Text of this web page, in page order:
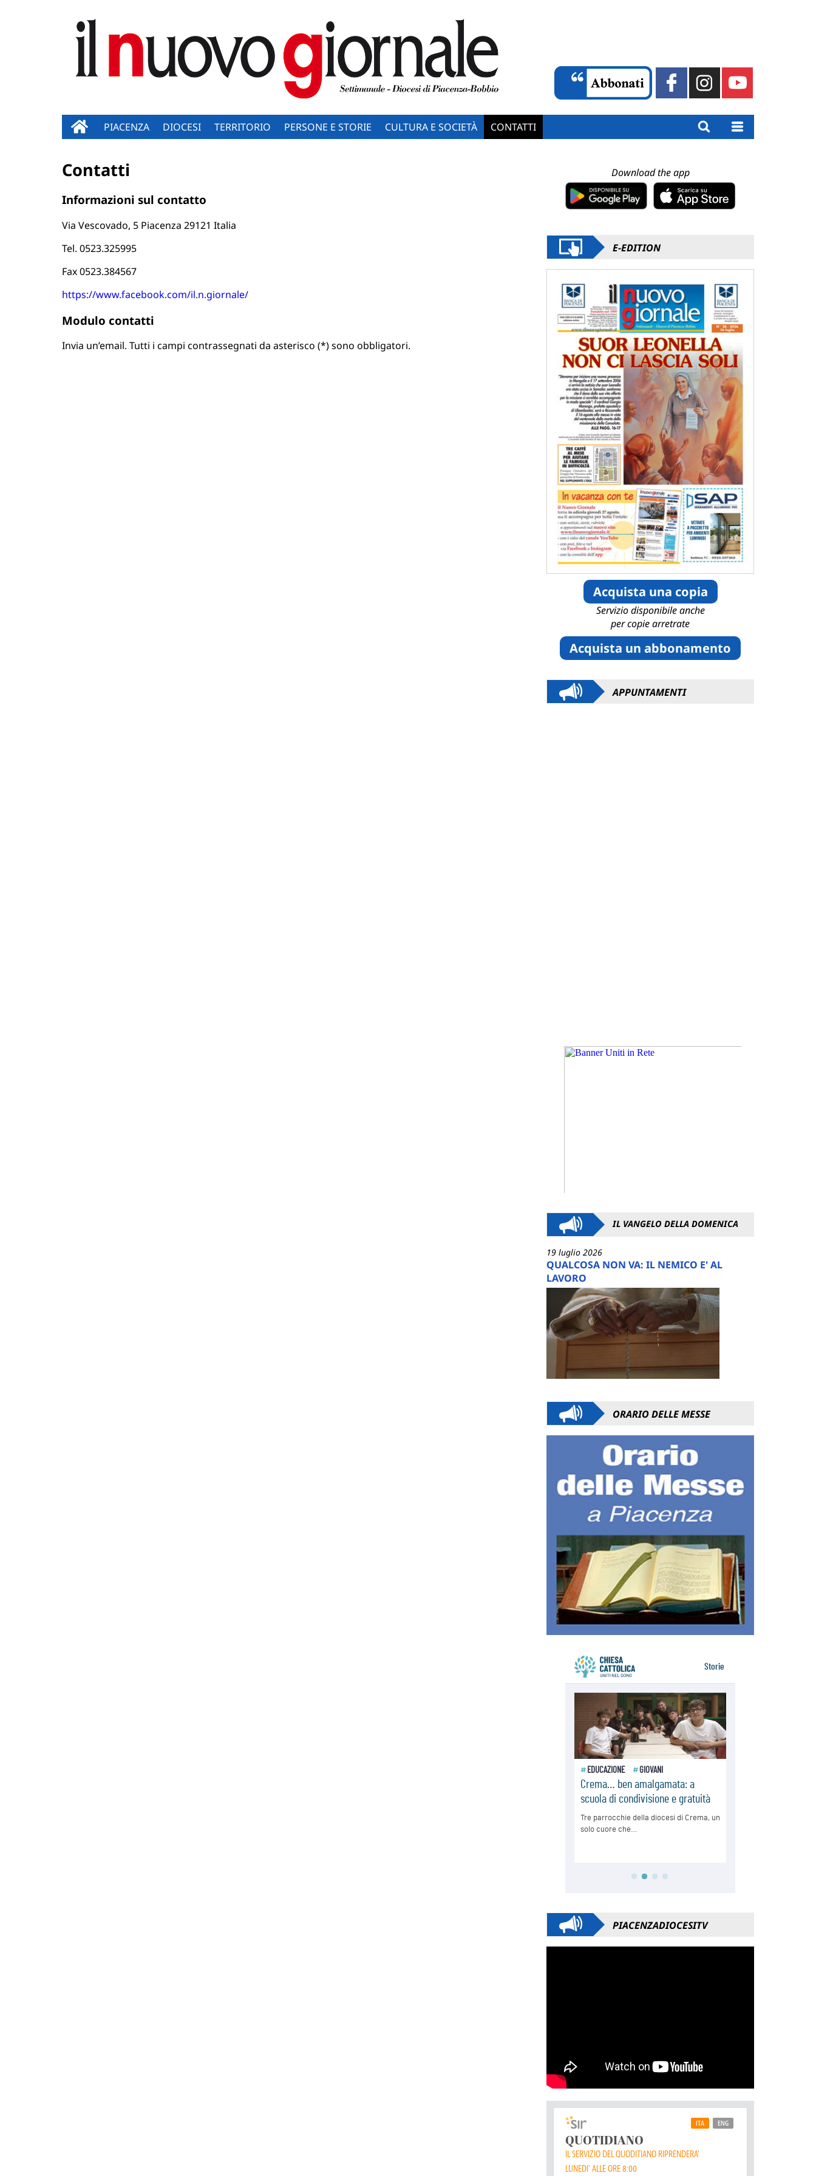
PIACENZA DIOCESI TERRITORIO PERSONE E STORIE CULTURA E SOCIETÀ CONTATTI
Contatti
Informazioni sul contatto
Via Vescovado, 5 Piacenza 29121 Italia
Tel. 0523.325995
Fax 0523.384567
https://www.facebook.com/il.n.giornale/
Modulo contatti
Invia un’email. Tutti i campi contrassegnati da asterisco (*) sono obbligatori.
Download the app
E-EDITION
Acquista una copia
Servizio disponibile anche
per copie arretrate
Acquista un abbonamento
APPUNTAMENTI
IL VANGELO DELLA DOMENICA
19 luglio 2026
QUALCOSA NON VA: IL NEMICO E' AL
LAVORO
ORARIO DELLE MESSE
PIACENZADIOCESITV